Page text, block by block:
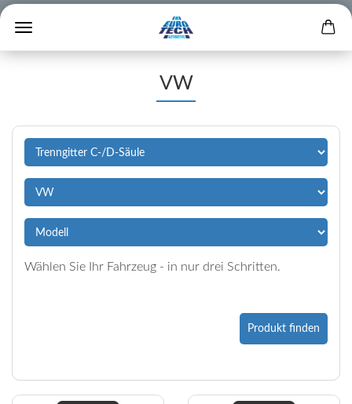
VW
Wählen Sie Ihr Fahrzeug - in nur drei Schritten.
Produkt finden